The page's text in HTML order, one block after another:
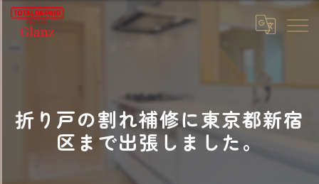
折り戸の割れ補修に東京都新宿
区まで出張しました。